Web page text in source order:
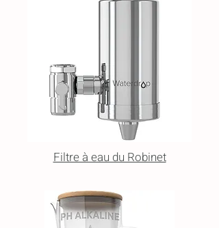
Filtre à eau du Robinet